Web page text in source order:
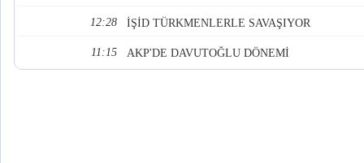
12:28 İŞİD TÜRKMENLERLE SAVAŞIYOR
11:15 AKP'DE DAVUTOĞLU DÖNEMİ